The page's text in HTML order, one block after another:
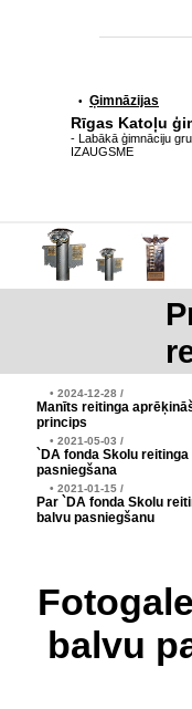
• Ģimnāzijas
Rīgas Katoļu
- Labākā ģimnāciju
IZAUGSME
• 2024-12-28 /
Manīts reitinga
princips
• 2021-05-03 /
`DA fonda Skolu reitinga
pasniegšana
• 2021-01-15 /
Par `DA fonda Skolu
balvu pasniegšanu
balvu